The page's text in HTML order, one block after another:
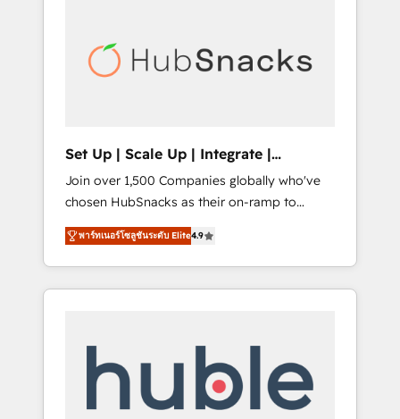
Became a HubSpot Partner 📆Founded in
modules, integrations - Marketing & sales
solutions: digital marketing, advertising,
people, exciting ideas and can-do mentality,
we ensure revenue growth on a daily basis.
So tell us your challenge; our passionate and
growth driven team of 100+ experts is ready
for you! Driving digital growth |
www.brightdigital.com
Set Up | Scale Up | Integrate |
HubSnacks FlexPlan
Join over 1,500 Companies globally who've
chosen HubSnacks as their on-ramp to
HubSpot since 2014 Simple pay-as-you-go
plans that accelerate value... 1️⃣ Set Up |
Onboarding New or Check-fixing existing
HubSpot portals 2️⃣ Scale Up | 100% HubSpot
API Integration project... ⬅️ Click "Contact
Business" ⬅️ to access 150+ Kickstart
พาร์ทเนอร์โซลูชันระดับ Elite4.9